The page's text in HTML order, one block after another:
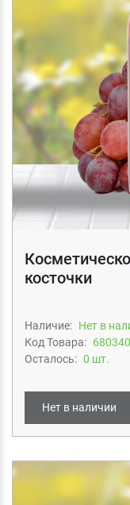
косточки
Наличие: Нет в
Код Товара: 680340
Осталось: 0 шт.
Нет в наличии